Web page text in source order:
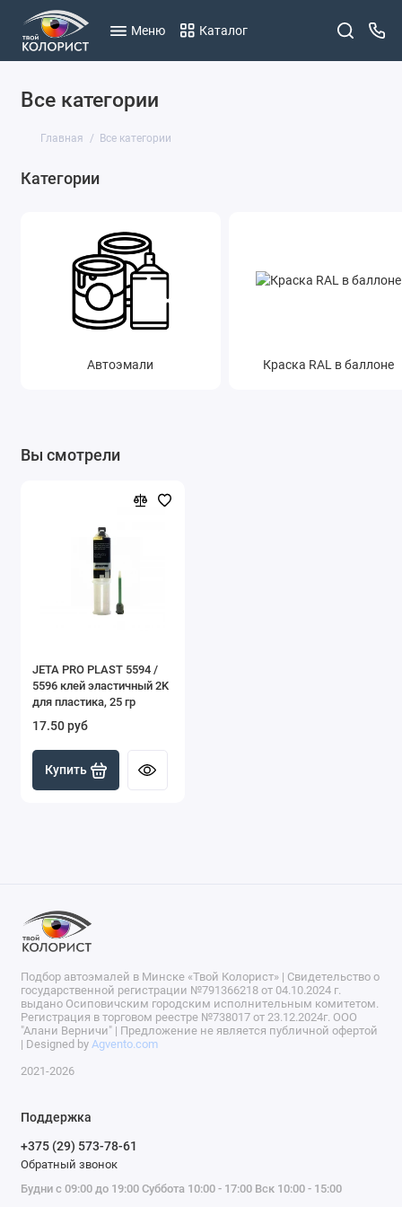
Меню Каталог
Все категории
Главная Все категории
Категории
Автоэмали Краска RAL в баллоне
Вы смотрели
JETA PRO PLAST 5594 /
5596 клей эластичный 2K
для пластика, 25 гр
17.50 руб
Купить
Подбор автоэмалей в Минске «Твой Колорист» | Свидетельство о
государственной регистрации №791366218 от 04.10.2024 г.
выдано Осиповичским городским исполнительным комитетом.
Регистрация в торговом реестре №738017 от 23.12.2024г. ООО
"Алани Верничи" | Предложение не является публичной офертой
| Designed by Agvento.com
2021-2026
Поддержка
+375 (29) 573-78-61
Обратный звонок
Будни с 09:00 до 19:00 Суббота 10:00 - 17:00 Вск 10:00 - 15:00